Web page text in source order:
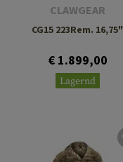
CLAWGEAR
CG15 223Rem. 16,75"
€ 1.899,00
Lagernd